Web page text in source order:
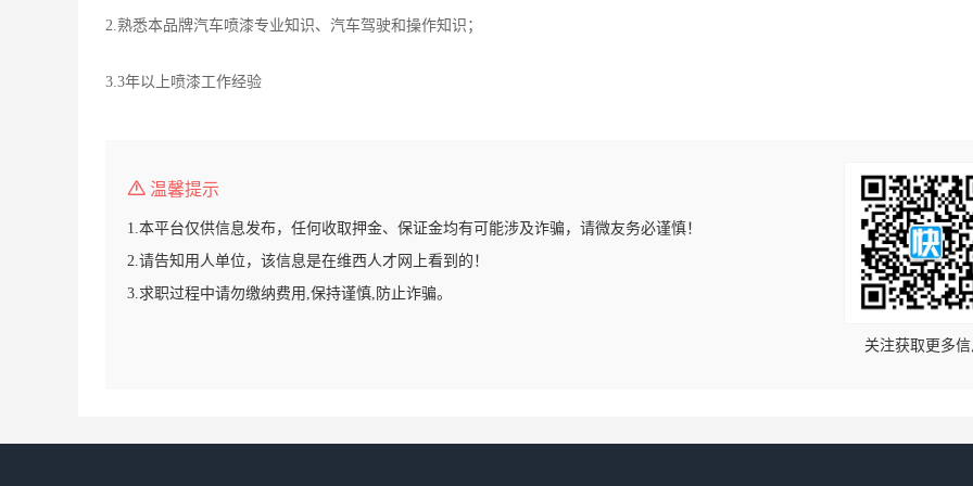
2.熟悉本品牌汽车喷漆专业知识、汽车驾驶和操作知识；
3.3年以上喷漆工作经验
温馨提示
1.本平台仅供信息发布，任何收取押金、保证金均有可能涉及诈骗，请微友务必谨慎！
2.请告知用人单位，该信息是在维西人才网上看到的！
3.求职过程中请勿缴纳费用,保持谨慎,防止诈骗。
关注获取更多